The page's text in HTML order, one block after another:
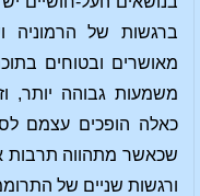
ברגשות של הרמוניה
מאושרים ובטוחים
משמעות גבוהה יותר,
כאלה הופכים עצמם
שכאשר מתהווה תרבות
ורגשות שניים של